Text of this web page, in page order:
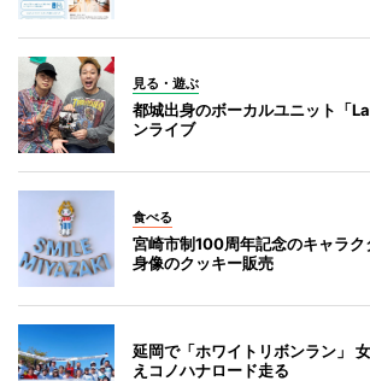
見る・遊ぶ
都城出身のボーカルユニット「
ンライブ
食べる
宮崎市制100周年記念のキャラク
身像のクッキー販売
延岡で「ホワイトリボンラン」
えコノハナロード走る